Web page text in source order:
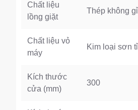
Chất liệu
lồng giặt
Thép không gỉ
Chất liệu vỏ
máy
Kim loại sơn
Kích thước
cửa (mm)
300